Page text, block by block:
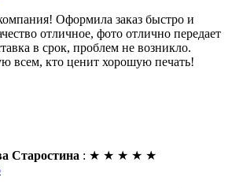
Оформила заказ быстро и
отличное, фото отлично передает
в срок, проблем не возникло.
всем, кто ценит хорошую печать!
Старостина : ★ ★ ★ ★ ★